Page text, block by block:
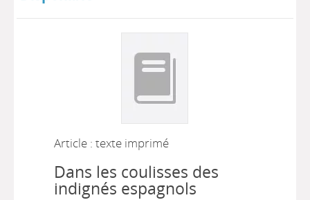
Article : texte imprimé
Dans les coulisses des
indignés espagnols